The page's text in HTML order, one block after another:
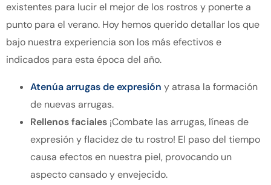
existentes para lucir el mejor de los rostros y ponerte a
punto para el verano. Hoy hemos querido detallar los que
bajo nuestra experiencia son los más efectivos e
indicados para esta época del año.
Atenúa arrugas de expresión y atrasa la formación
de nuevas arrugas.
Rellenos faciales ¡Combate las arrugas, líneas de
expresión y flacidez de tu rostro! El paso del tiempo
causa efectos en nuestra piel, provocando un
aspecto cansado y envejecido.